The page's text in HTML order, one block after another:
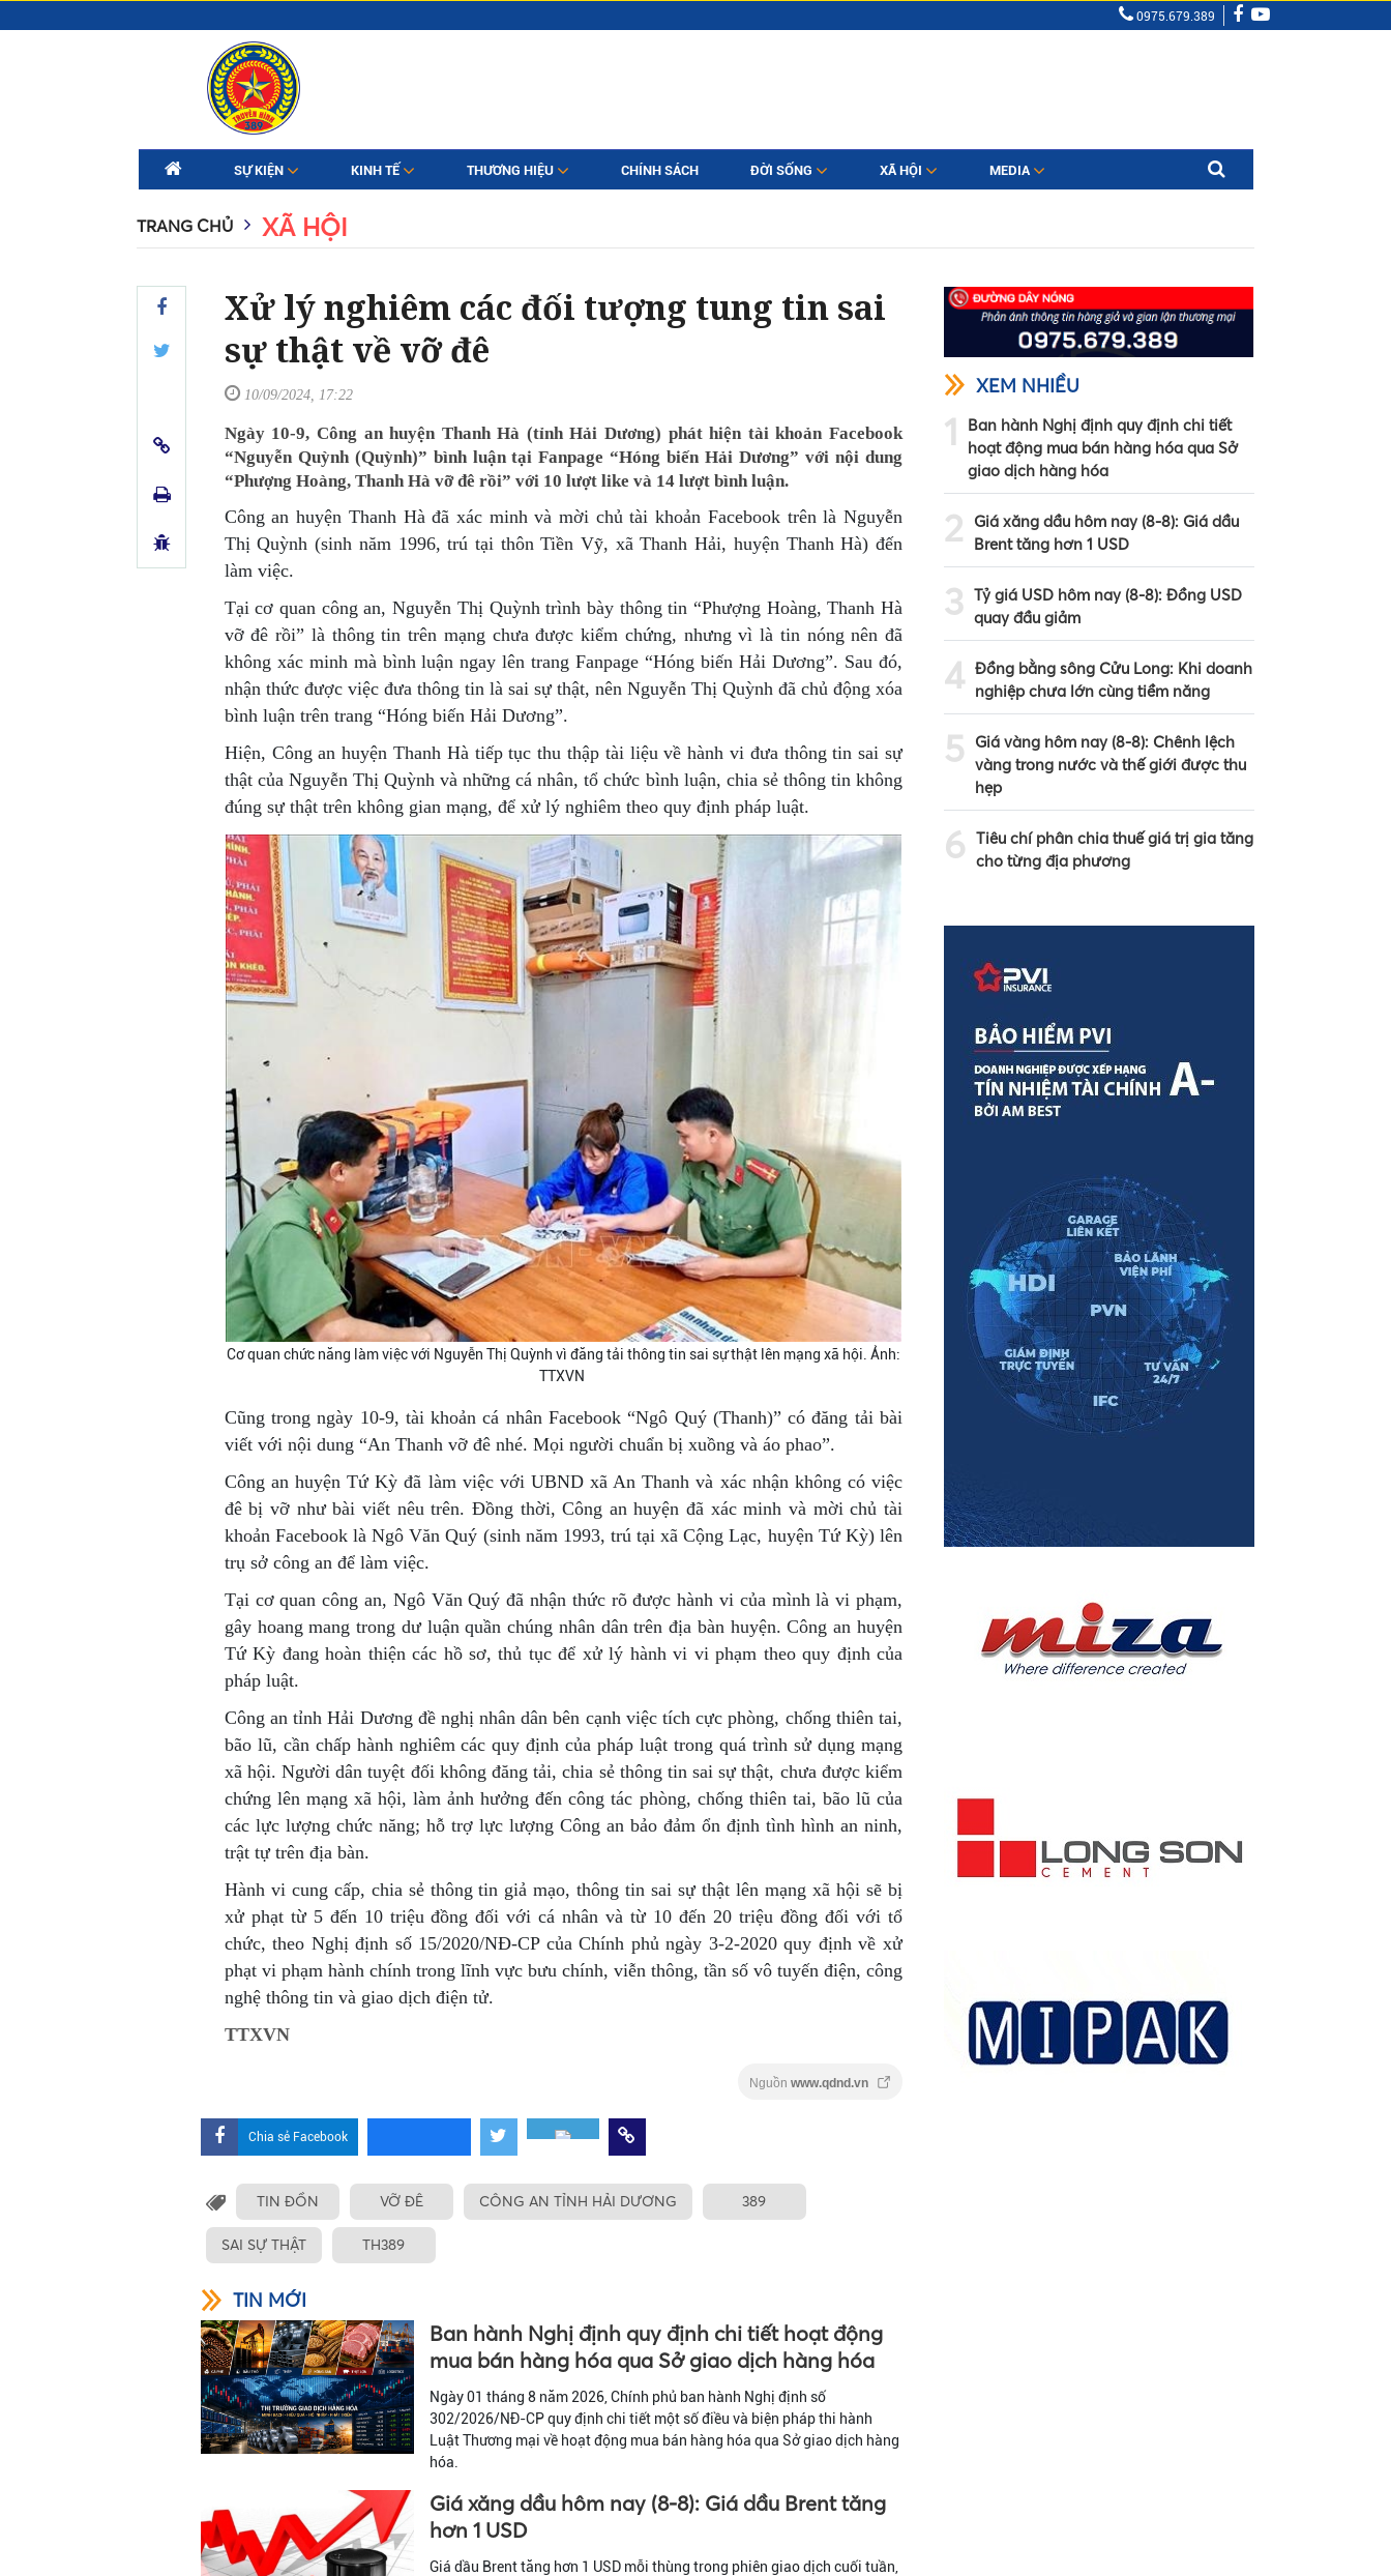
0975.679.389
SỰ KIỆN KINH TẾ THƯƠNG HIỆU CHÍNH SÁCH ĐỜI SỐNG XÃ HỘI MEDIA
TRANG CHỦ XÃ HỘI
Xử lý nghiêm các đối tượng tung tin sai
sự thật về vỡ đê
10/09/2024, 17:22
Ngày 10-9, Công an huyện Thanh Hà (tỉnh Hải Dương) phát hiện tài khoản Facebook
“Nguyễn Quỳnh (Quỳnh)” bình luận tại Fanpage “Hóng biến Hải Dương” với nội dung
“Phượng Hoàng, Thanh Hà vỡ đê rồi” với 10 lượt like và 14 lượt bình luận.
Công an huyện Thanh Hà đã xác minh và mời chủ tài khoản Facebook trên là Nguyễn
Thị Quỳnh (sinh năm 1996, trú tại thôn Tiền Vỹ, xã Thanh Hải, huyện Thanh Hà) đến
làm việc.
Tại cơ quan công an, Nguyễn Thị Quỳnh trình bày thông tin “Phượng Hoàng, Thanh Hà
vỡ đê rồi” là thông tin trên mạng chưa được kiểm chứng, nhưng vì là tin nóng nên đã
không xác minh mà bình luận ngay lên trang Fanpage “Hóng biến Hải Dương”. Sau đó,
nhận thức được việc đưa thông tin là sai sự thật, nên Nguyễn Thị Quỳnh đã chủ động xóa
bình luận trên trang “Hóng biến Hải Dương”.
Hiện, Công an huyện Thanh Hà tiếp tục thu thập tài liệu về hành vi đưa thông tin sai sự
thật của Nguyễn Thị Quỳnh và những cá nhân, tổ chức bình luận, chia sẻ thông tin không
đúng sự thật trên không gian mạng, để xử lý nghiêm theo quy định pháp luật.
Cơ quan chức năng làm việc với Nguyễn Thị Quỳnh vì đăng tải thông tin sai sự thật lên mạng xã hội. Ảnh:
TTXVN
Cũng trong ngày 10-9, tài khoản cá nhân Facebook “Ngô Quý (Thanh)” có đăng tải bài
viết với nội dung “An Thanh vỡ đê nhé. Mọi người chuẩn bị xuồng và áo phao”.
Công an huyện Tứ Kỳ đã làm việc với UBND xã An Thanh và xác nhận không có việc
đê bị vỡ như bài viết nêu trên. Đồng thời, Công an huyện đã xác minh và mời chủ tài
khoản Facebook là Ngô Văn Quý (sinh năm 1993, trú tại xã Cộng Lạc, huyện Tứ Kỳ) lên
trụ sở công an để làm việc.
Tại cơ quan công an, Ngô Văn Quý đã nhận thức rõ được hành vi của mình là vi phạm,
gây hoang mang trong dư luận quần chúng nhân dân trên địa bàn huyện. Công an huyện
Tứ Kỳ đang hoàn thiện các hồ sơ, thủ tục để xử lý hành vi vi phạm theo quy định của
pháp luật.
Công an tỉnh Hải Dương đề nghị nhân dân bên cạnh việc tích cực phòng, chống thiên tai,
bão lũ, cần chấp hành nghiêm các quy định của pháp luật trong quá trình sử dụng mạng
xã hội. Người dân tuyệt đối không đăng tải, chia sẻ thông tin sai sự thật, chưa được kiểm
chứng lên mạng xã hội, làm ảnh hưởng đến công tác phòng, chống thiên tai, bão lũ của
các lực lượng chức năng; hỗ trợ lực lượng Công an bảo đảm ổn định tình hình an ninh,
trật tự trên địa bàn.
Hành vi cung cấp, chia sẻ thông tin giả mạo, thông tin sai sự thật lên mạng xã hội sẽ bị
xử phạt từ 5 đến 10 triệu đồng đối với cá nhân và từ 10 đến 20 triệu đồng đối với tổ
chức, theo Nghị định số 15/2020/NĐ-CP của Chính phủ ngày 3-2-2020 quy định về xử
phạt vi phạm hành chính trong lĩnh vực bưu chính, viễn thông, tần số vô tuyến điện, công
nghệ thông tin và giao dịch điện tử.
TTXVN
Nguồn www.qdnd.vn
Chia sẻ Facebook
TIN ĐỒN VỠ ĐÊ CÔNG AN TỈNH HẢI DƯƠNG 389
SAI SỰ THẬT TH389
TIN MỚI
Ban hành Nghị định quy định chi tiết hoạt động
mua bán hàng hóa qua Sở giao dịch hàng hóa
Ngày 01 tháng 8 năm 2026, Chính phủ ban hành Nghị định số
302/2026/NĐ-CP quy định chi tiết một số điều và biện pháp thi hành
Luật Thương mại về hoạt động mua bán hàng hóa qua Sở giao dịch hàng
hóa.
Giá xăng dầu hôm nay (8-8): Giá dầu Brent tăng
hơn 1 USD
Giá dầu Brent tăng hơn 1 USD mỗi thùng trong phiên giao dịch cuối tuần,
XEM NHIỀU
1
Ban hành Nghị định quy định chi tiết
hoạt động mua bán hàng hóa qua Sở
giao dịch hàng hóa
2
Giá xăng dầu hôm nay (8-8): Giá dầu
Brent tăng hơn 1 USD
3 Tỷ giá USD hôm nay (8-8): Đồng USD
quay đầu giảm
4 Đồng bằng sông Cửu Long: Khi doanh
nghiệp chưa lớn cùng tiềm năng
5
Giá vàng hôm nay (8-8): Chênh lệch
vàng trong nước và thế giới được thu
hẹp
6 Tiêu chí phân chia thuế giá trị gia tăng
cho từng địa phương